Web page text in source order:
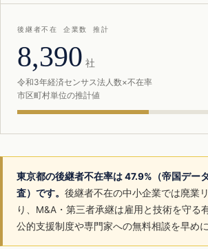
後継者不在 企業数 推計
8,390 社
令和3年経済センサス法人数×不在率
市区町村単位の推計値
東京都の後継者不在率は 47.9%（帝国デー
査）です。 後継者不在の中小企業では廃業
り、M&A・第三者承継は雇用と技術を守る
公的支援制度や専門家への無料相談を早め